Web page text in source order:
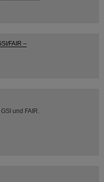
FAIR –
und FAIR.